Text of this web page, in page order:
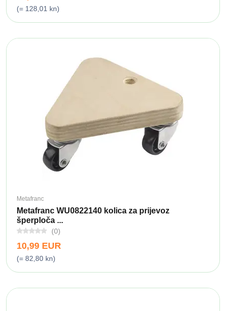
(= 128,01 kn)
Metafranc
Metafranc WU0822140 kolica za prijevoz
šperploča ...
(0)
10,99 EUR
(= 82,80 kn)